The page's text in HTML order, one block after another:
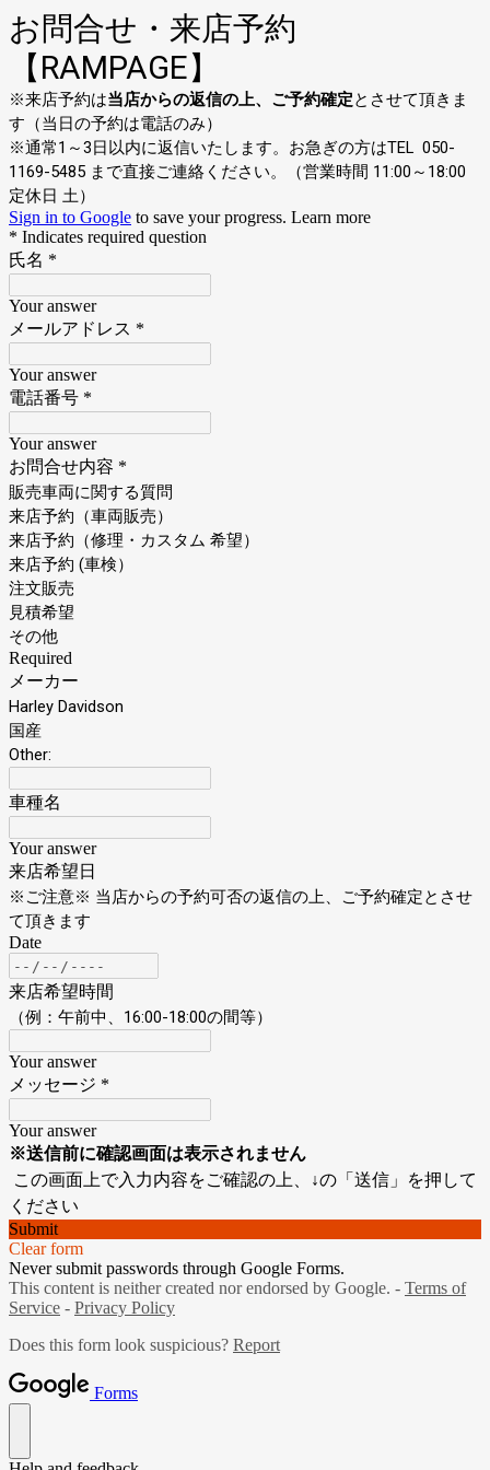
お問合せ・来店予約
【RAMPAGE】
※来店予約は当店からの返信の上、ご予約確定とさせて頂きま
す（当日の予約は電話のみ）
※通常1～3日以内に返信いたします。お急ぎの方はTEL 050-
1169-5485 まで直接ご連絡ください。（営業時間 11:00～18:00
定休日 土）
Sign in to Google to save your progress. Learn more
* Indicates required question
氏名 *
Your answer
メールアドレス *
Your answer
電話番号 *
Your answer
お問合せ内容 *
販売車両に関する質問
来店予約（車両販売）
来店予約（修理・カスタム 希望）
来店予約 (車検）
注文販売
見積希望
その他
Required
メーカー
Harley Davidson
国産
Other:
車種名
Your answer
来店希望日
※ご注意※ 当店からの予約可否の返信の上、ご予約確定とさせ
て頂きます
Date
来店希望時間
（例：午前中、16:00-18:00の間等）
Your answer
メッセージ *
Your answer
※送信前に確認画面は表示されません
この画面上で入力内容をご確認の上、↓の「送信」を押して
ください
Submit
Clear form
Never submit passwords through Google Forms.
This content is neither created nor endorsed by Google. - Terms of
Service - Privacy Policy
Does this form look suspicious? Report
Forms